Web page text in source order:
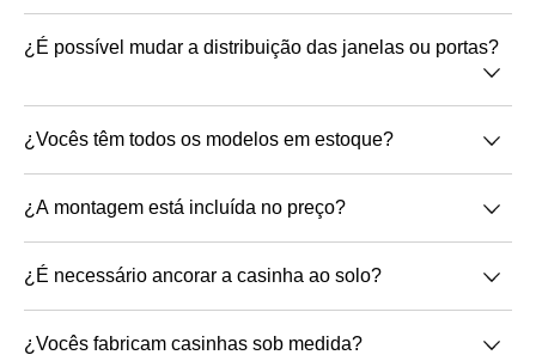
Pintamos por imersão, então a cor do exterior e
fiquem completamente protegidas.
¿É possível mudar a distribuição das janelas ou portas?
É possível mudar a distribuição de portas e
janelas devido ao sistema de montagem modular.
¿Vocês têm todos os modelos em estoque?
Temos todos os modelos disponíveis em estoque.
¿A montagem está incluída no preço?
A montagem não está incluída no preço, o cliente
deve realizá-la com a ajuda de um manual
fotográfico e todo o material necessário que
¿É necessário ancorar a casinha ao solo?
Não é necessário ancorar as casinhas ao solo,
¿Vocês fabricam casinhas sob medida?